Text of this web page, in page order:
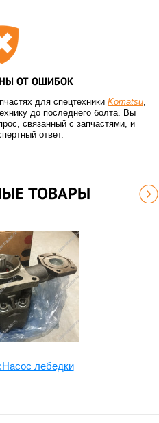
ОТ ОШИБОК
для спецтехники Komatsu,
до последнего болта. Вы
связанный с запчастями, и
ответ.
ТОВАРЫ
лебедки